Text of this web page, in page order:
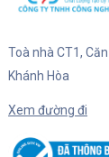
Toà nhà CT1,
Khánh Hòa
Xem đường đi